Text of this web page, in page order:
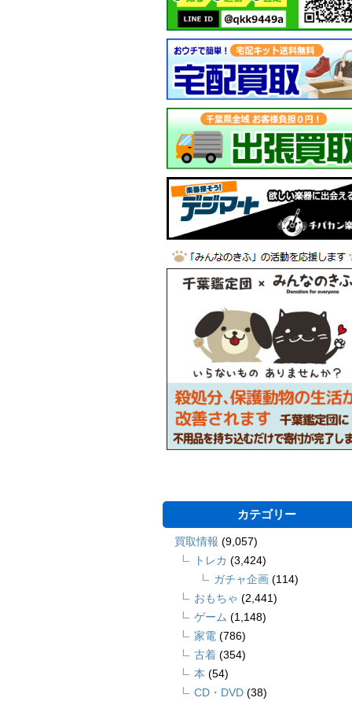
カテゴリー
買取情報 (9,057)
トレカ (3,424)
ガチャ企画 (114)
おもちゃ (2,441)
ゲーム (1,148)
家電 (786)
古着 (354)
本 (54)
CD・DVD (38)